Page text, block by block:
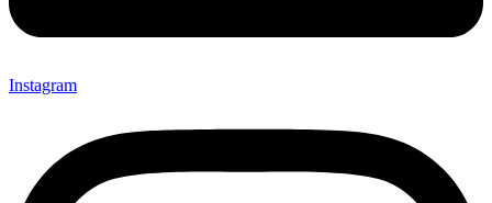
Instagram